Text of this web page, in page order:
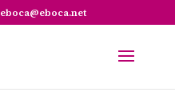
eboca@eboca.net